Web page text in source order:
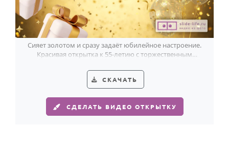
Сияет золотом и сразу задаёт юбилейное настроение.
Красивая открытка к 55-летию с торжественным
СКАЧАТЬ
СДЕЛАТЬ ВИДЕО ОТКРЫТКУ